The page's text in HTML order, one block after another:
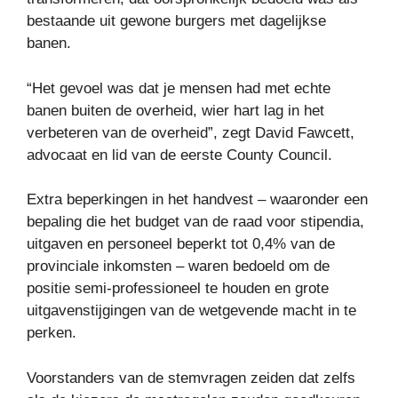
bestaande uit gewone burgers met dagelijkse
banen.
“Het gevoel was dat je mensen had met echte
banen buiten de overheid, wier hart lag in het
verbeteren van de overheid”, zegt David Fawcett,
advocaat en lid van de eerste County Council.
Extra beperkingen in het handvest – waaronder een
bepaling die het budget van de raad voor stipendia,
uitgaven en personeel beperkt tot 0,4% van de
provinciale inkomsten – waren bedoeld om de
positie semi-professioneel te houden en grote
uitgavenstijgingen van de wetgevende macht in te
perken.
Voorstanders van de stemvragen zeiden dat zelfs